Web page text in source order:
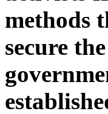
methods
secure